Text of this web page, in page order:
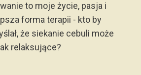
to moje życie, pasja i
forma terapii - kto by
że siekanie cebuli może
relaksujące?